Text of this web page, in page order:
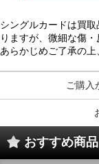
シングルカードは買
りますが、微細な傷
あらかじめご了承の上
ご購入
おすすめ商品